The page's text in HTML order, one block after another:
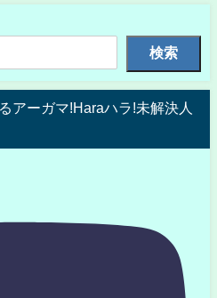
検索
アーガマ!Haraハラ!未解決人